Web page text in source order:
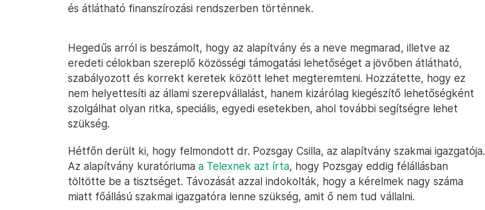
és átlátható finanszírozási rendszerben történnek.
Hegedűs arról is beszámolt, hogy az alapítvány és a neve megmarad, illetve az
eredeti célokban szereplő közösségi támogatási lehetőséget a jövőben átlátható,
szabályozott és korrekt keretek között lehet megteremteni. Hozzátette, hogy ez
nem helyettesíti az állami szerepvállalást, hanem kizárólag kiegészítő lehetőségként
szolgálhat olyan ritka, speciális, egyedi esetekben, ahol további segítségre lehet
szükség.
Hétfőn derült ki, hogy felmondott dr. Pozsgay Csilla, az alapítvány szakmai igazgatója.
Az alapítvány kuratóriuma a Telexnek azt írta, hogy Pozsgay eddig félállásban
töltötte be a tisztséget. Távozását azzal indokolták, hogy a kérelmek nagy száma
miatt főállású szakmai igazgatóra lenne szükség, amit ő nem tud vállalni.